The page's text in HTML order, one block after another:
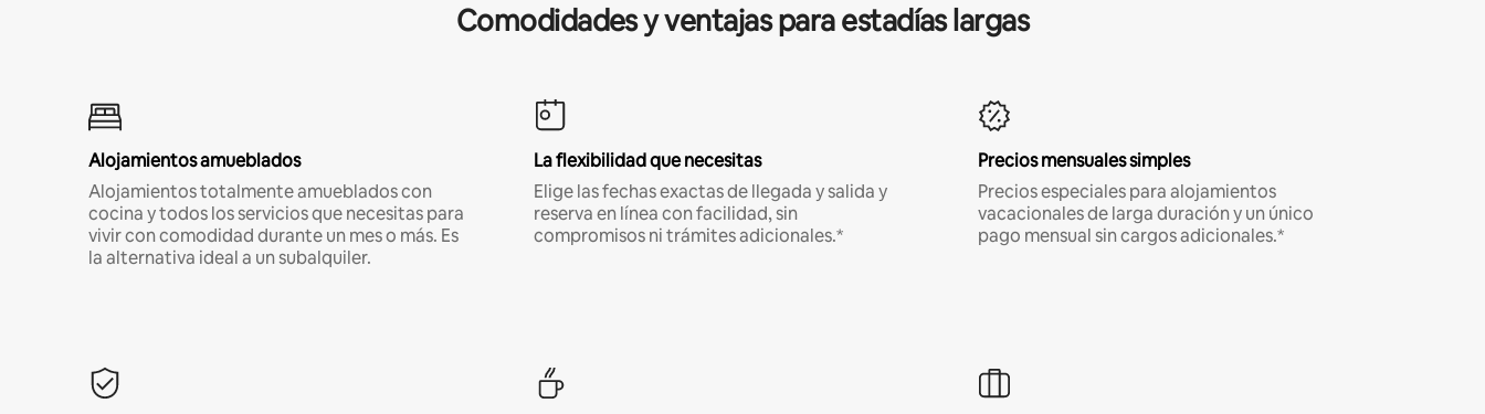
Comodidades y ventajas para estadías largas
Alojamientos amueblados
Alojamientos totalmente amueblados con
cocina y todos los servicios que necesitas para
vivir con comodidad durante un mes o más. Es
la alternativa ideal a un subalquiler.
La flexibilidad que necesitas
Elige las fechas exactas de llegada y salida y
reserva en línea con facilidad, sin
compromisos ni trámites adicionales.*
Precios mensuales simples
Precios especiales para alojamientos
vacacionales de larga duración y un único
pago mensual sin cargos adicionales.*